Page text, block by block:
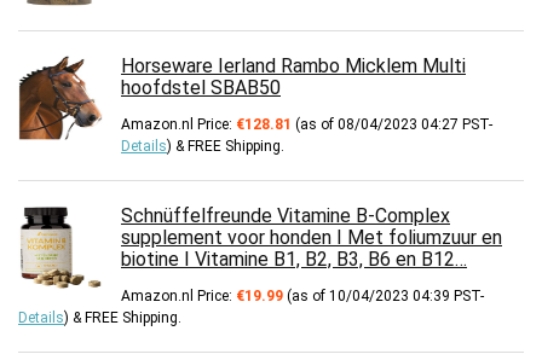
Horseware Ierland Rambo Micklem Multi
hoofdstel SBAB50
Amazon.nl Price: €128.81 (as of 08/04/2023 04:27 PST-
Details) & FREE Shipping
Schnüffelfreunde Vitamine B-Complex
supplement voor honden I Met foliumzuur en
biotine I Vitamine B1, B2, B3, B6 en B12…
Amazon.nl Price: €19.99 (as of 10/04/2023 04:39 PST-
Details) & FREE Shipping